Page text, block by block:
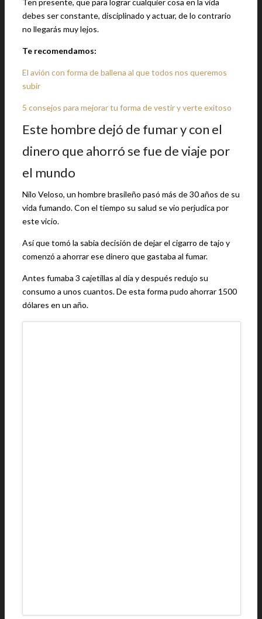
Ten presente, que para lograr cualquier cosa en la vida
debes ser constante, disciplinado y actuar, de lo contrario
no llegarás muy lejos.
Te recomendamos:
El avión con forma de ballena al que todos nos queremos
subir
5 consejos para mejorar tu forma de vestir y verte exitoso
Este hombre dejó de fumar y con el
dinero que ahorró se fue de viaje por
el mundo
Nilo Veloso, un hombre brasileño pasó más de 30 años de su
vida fumando. Con el tiempo su salud se vio perjudica por
este vicio.
Así que tomó la sabia decisión de dejar el cigarro de tajo y
comenzó a ahorrar ese dinero que gastaba al fumar.
Antes fumaba 3 cajetillas al día y después redujo su
consumo a unos cuantos. De esta forma pudo ahorrar 1500
dólares en un año.